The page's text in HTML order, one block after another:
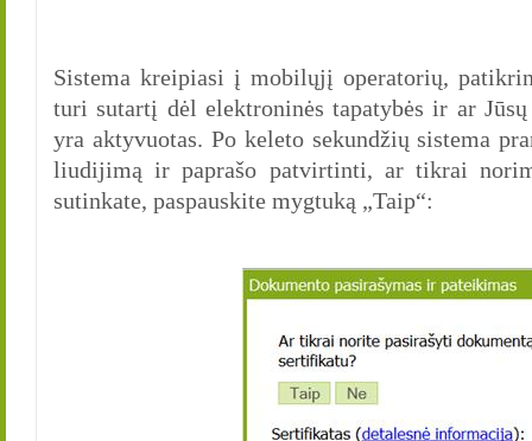
Sistema kreipiasi į mobilųjį operatorių,
turi sutartį dėl elektroninės tapatybės ir ar
yra aktyvuotas. Po keleto sekundžių sistema
liudijimą ir paprašo patvirtinti, ar tikrai
sutinkate, paspauskite mygtuką „Taip“: